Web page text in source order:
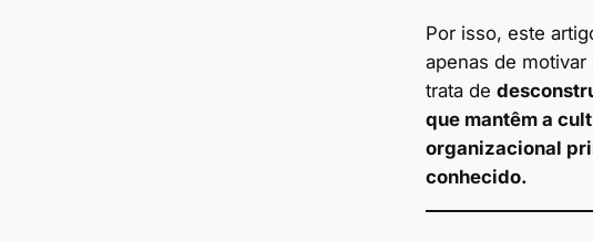
Por isso, este
apenas de motivar
trata de
que mantêm a
organizacional
conhecido.